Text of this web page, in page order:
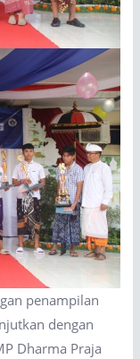
penampilan
dengan
Dharma Praja